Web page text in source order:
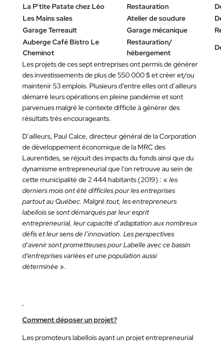
La P’tite Patate chez Léo
Restauration
Les Mains sales
Atelier de soudure
Garage Terreault
Garage mécanique
Auberge Café Bistro Le
Cheminot
Restauration/
hébergement
Les projets de ces sept entreprises ont permis de générer
des investissements de plus de 550 000 $ et créer et/ou
maintenir 53 emplois. Plusieurs d’entre elles ont d’ailleurs
démarré leurs opérations en pleine pandémie et sont
parvenues malgré le contexte difficile à générer des
résultats très encourageants.
D’ailleurs, Paul Calce, directeur général de la Corporation
de développement économique de la MRC des
Laurentides, se réjouit des impacts du fonds ainsi que du
dynamisme entrepreneurial que l’on retrouve au sein de
cette municipalité de 2 444 habitants (2019) : « les
derniers mois ont été difficiles pour les entreprises
partout au Québec. Malgré tout, les entrepreneurs
labellois se sont démarqués par leur esprit
entrepreneurial, leur capacité d’adaptation aux nombreux
défis et leur sens de l’innovation. Les perspectives
d’avenir sont prometteuses pour Labelle avec ce bassin
d’entreprises variées et une population aussi
déterminée ».
Comment déposer un projet?
Les promoteurs labellois ayant un projet entrepreneurial